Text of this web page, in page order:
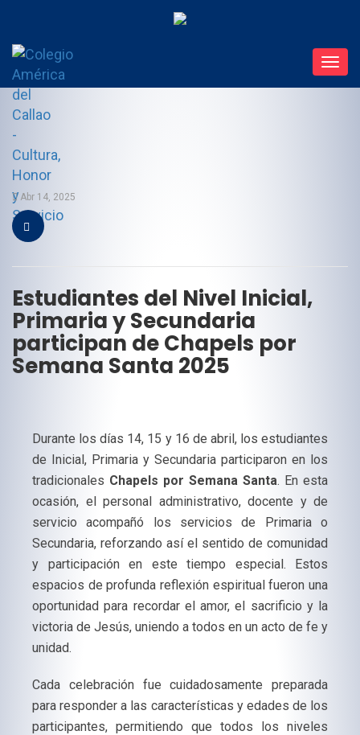
Abr 14, 2025
Estudiantes del Nivel Inicial,
Primaria y Secundaria
participan de Chapels por
Semana Santa 2025
Durante los días 14, 15 y 16 de abril, los estudiantes
de Inicial, Primaria y Secundaria participaron en los
tradicionales Chapels por Semana Santa. En esta
ocasión, el personal administrativo, docente y de
servicio acompañó los servicios de Primaria o
Secundaria, reforzando así el sentido de comunidad
y participación en este tiempo especial. Estos
espacios de profunda reflexión espiritual fueron una
oportunidad para recordar el amor, el sacrificio y la
victoria de Jesús, uniendo a todos en un acto de fe y
unidad.
Cada celebración fue cuidadosamente preparada
para responder a las características y edades de los
participantes, permitiendo que todos los niveles